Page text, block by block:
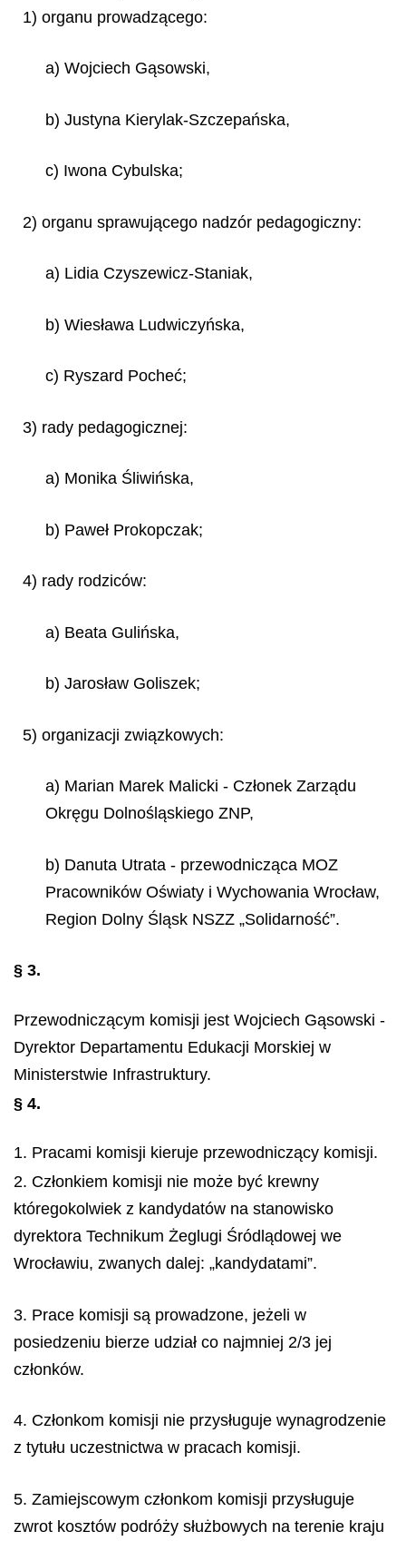
1) organu prowadzącego:
a) Wojciech Gąsowski,
b) Justyna Kierylak-Szczepańska,
c) Iwona Cybulska;
2) organu sprawującego nadzór pedagogiczny:
a) Lidia Czyszewicz-Staniak,
b) Wiesława Ludwiczyńska,
c) Ryszard Pocheć;
3) rady pedagogicznej:
a) Monika Śliwińska,
b) Paweł Prokopczak;
4) rady rodziców:
a) Beata Gulińska,
b) Jarosław Goliszek;
5) organizacji związkowych:
a) Marian Marek Malicki - Członek Zarządu
Okręgu Dolnośląskiego ZNP,
b) Danuta Utrata - przewodnicząca MOZ
Pracowników Oświaty i Wychowania Wrocław,
Region Dolny Śląsk NSZZ „Solidarność”.
§ 3.
Przewodniczącym komisji jest Wojciech Gąsowski -
Dyrektor Departamentu Edukacji Morskiej w
Ministerstwie Infrastruktury.
§ 4.
1. Pracami komisji kieruje przewodniczący komisji.
2. Członkiem komisji nie może być krewny
któregokolwiek z kandydatów na stanowisko
dyrektora Technikum Żeglugi Śródlądowej we
Wrocławiu, zwanych dalej: „kandydatami”.
3. Prace komisji są prowadzone, jeżeli w
posiedzeniu bierze udział co najmniej 2/3 jej
członków.
4. Członkom komisji nie przysługuje wynagrodzenie
z tytułu uczestnictwa w pracach komisji.
5. Zamiejscowym członkom komisji przysługuje
zwrot kosztów podróży służbowych na terenie kraju